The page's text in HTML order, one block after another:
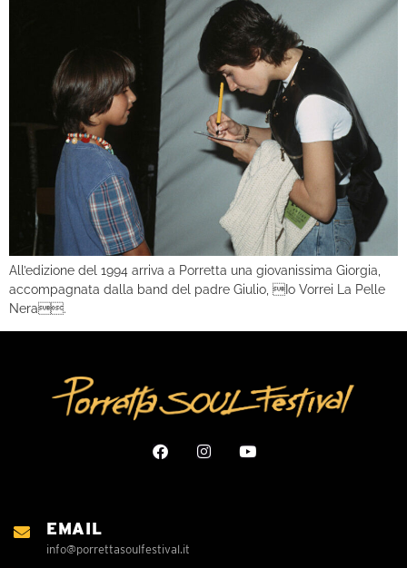
All’edizione del 1994 arriva a Porretta una giovanissima Giorgia,
accompagnata dalla band del padre Giulio, Io Vorrei La Pelle
Nera.
EMAIL
info@porrettasoulfestival.it